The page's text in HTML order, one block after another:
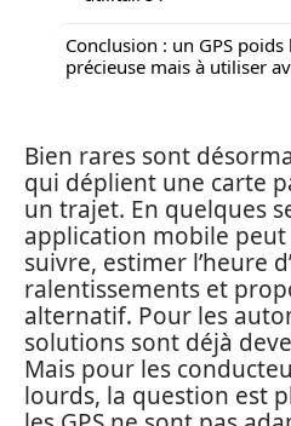
Conclusion : un GPS
précieuse mais à utiliser
Bien rares sont
qui déplient une carte
un trajet. En quelques
application mobile
suivre, estimer l’heure
ralentissements et
alternatif. Pour les
solutions sont déjà
Mais pour les
lourds, la question est